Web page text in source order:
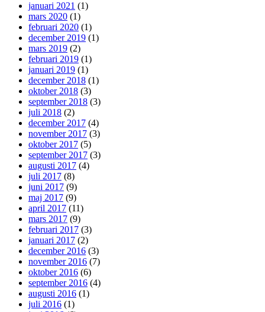
januari 2021 (1)
mars 2020 (1)
februari 2020 (1)
december 2019 (1)
mars 2019 (2)
februari 2019 (1)
januari 2019 (1)
december 2018 (1)
oktober 2018 (3)
september 2018 (3)
juli 2018 (2)
december 2017 (4)
november 2017 (3)
oktober 2017 (5)
september 2017 (3)
augusti 2017 (4)
juli 2017 (8)
juni 2017 (9)
maj 2017 (9)
april 2017 (11)
mars 2017 (9)
februari 2017 (3)
januari 2017 (2)
december 2016 (3)
november 2016 (7)
oktober 2016 (6)
september 2016 (4)
augusti 2016 (1)
juli 2016 (1)